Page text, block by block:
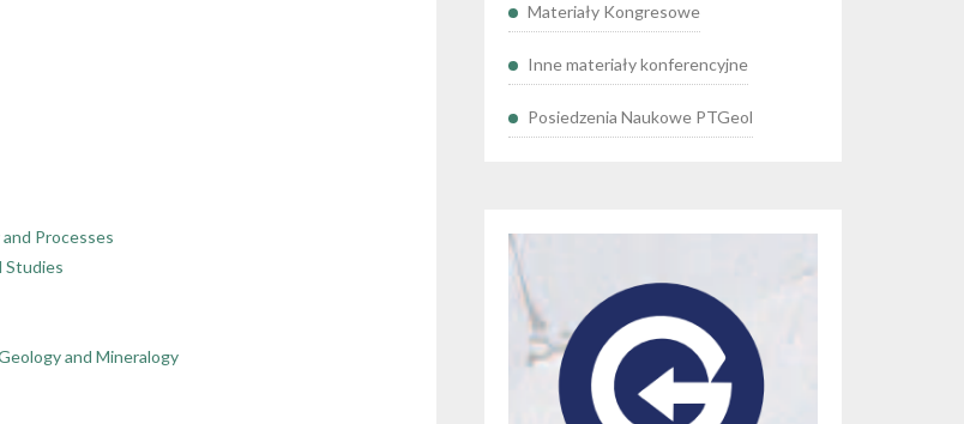
Processes
Studies
and Mineralogy
Materiały Kongresowe
Inne materiały konferencyjne
Posiedzenia Naukowe PTGeol